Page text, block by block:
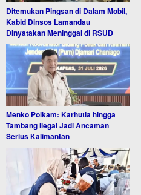
Ditemukan Pingsan di Dalam Mobil,
Kabid Dinsos Lamandau
Dinyatakan Meninggal di RSUD
Menko Polkam: Karhutla hingga
Tambang Ilegal Jadi Ancaman
Serius Kalimantan